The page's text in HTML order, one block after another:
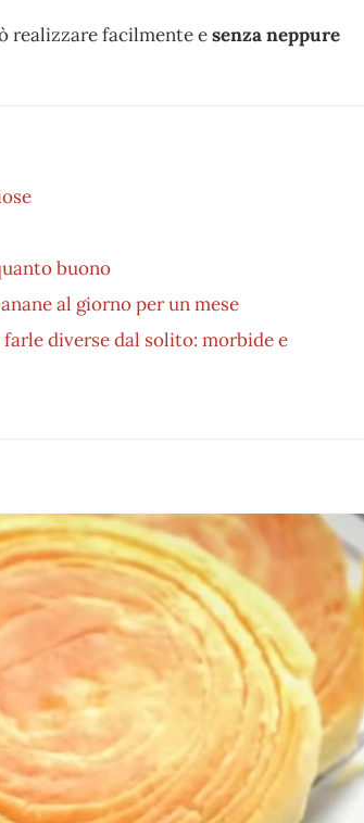
realizzare facilmente esenza neppure
buono
al giorno per un mese
diverse dal solito: morbide e